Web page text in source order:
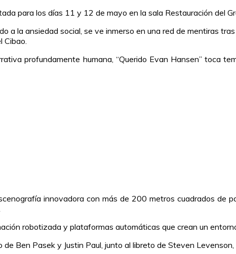
para los días 11 y 12 de mayo en la sala Restauración del
a la ansiedad social, se ve inmerso en una red de mentiras
Cibao.
profundamente humana, “Querido Evan Hansen” toca
innovadora con más de 200 metros cuadrados de
robotizada y plataformas automáticas que crean un
Ben Pasek y Justin Paul, junto al libreto de Steven